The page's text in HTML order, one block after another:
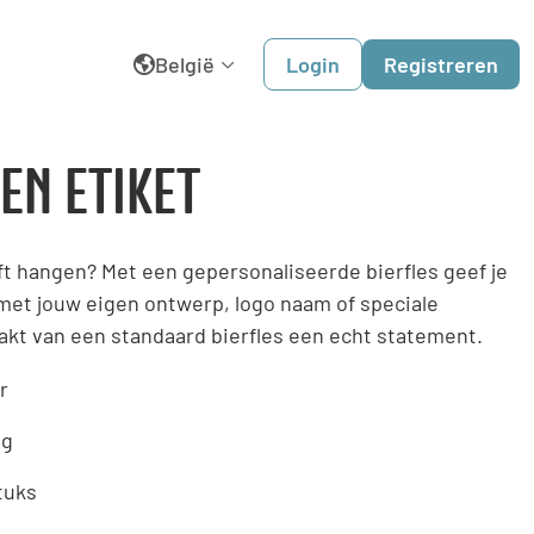
België
Belgique
Dansk
Deutschland
Login Registreren
ETIKET
hangen? Met een gepersonaliseerde bierfles geef je
jouw eigen ontwerp, logo naam of speciale
van een standaard bierfles een echt statement.